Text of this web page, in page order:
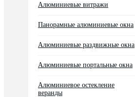
Алюминиевые витражи
Панорамные алюминиевые окна
Алюминиевые раздвижные окна
Алюминиевые портальные окна
Алюминиевое остекление
веранды